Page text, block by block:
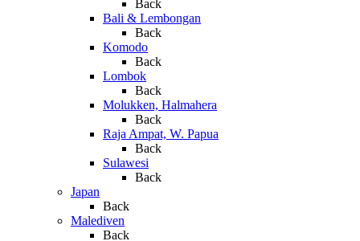
Back
Bali & Lembongan
Back
Komodo
Back
Lombok
Back
Molukken, Halmahera
Back
Raja Ampat, W. Papua
Back
Sulawesi
Back
Japan
Back
Malediven
Back